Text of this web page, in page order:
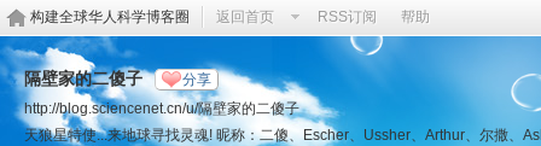
构建全球华人科学博客圈 返回首页 RSS订阅 帮助
隔壁家的二傻子 分享
http://blog.sciencenet.cn/u/隔壁家的二傻子
天狼星特使...来地球寻找灵魂! 昵称：二傻、Escher、Ussher、Arthur、尔撒、